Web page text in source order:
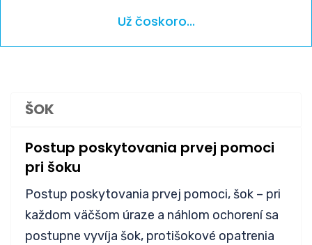
Už čoskoro...
ŠOK
Postup poskytovania prvej pomoci
pri šoku
Postup poskytovania prvej pomoci, šok – pri
každom väčšom úraze a náhlom ochorení sa
postupne vyvíja šok, protišokové opatrenia